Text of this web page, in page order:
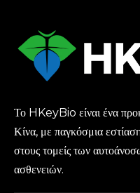
Το HKeyBio είναι ένα
Κίνα, με παγκόσμια
στους τομείς των
ασθενειών.